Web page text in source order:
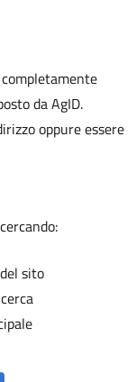
da AgID.
oppure essere
del sito